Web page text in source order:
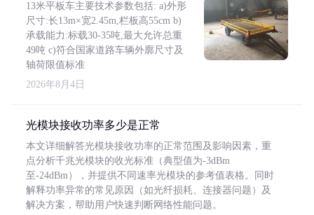
13米平板车主要技术参数包括: a)外形
尺寸:长13m×宽2.45m,栏板高55cm b)
承载能力:标载30-35吨,最大允许总重
49吨 c)符合国家道路车辆外廓尺寸及
轴荷限值标准
2026年8月4日
光模块接收功率多少是正常
本文详细解答光模块接收功率的正常范围及影响因素，重
点分析千兆光模块的收光标准（典型值为-3dBm
至-24dBm），并提供不同速率光模块的参考值表格。同时
解释功率异常的常见原因（如光纤损耗、连接器问题）及
解决方案，帮助用户快速判断网络性能问题。